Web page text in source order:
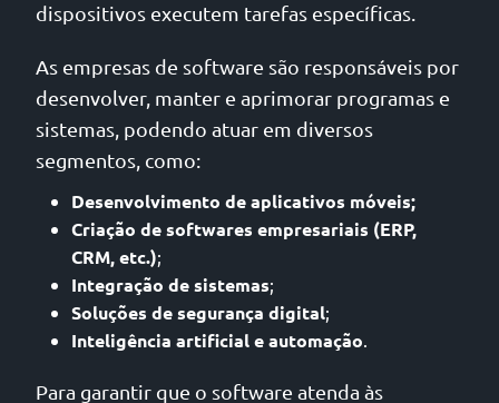
dispositivos executem tarefas específicas.
As empresas de software são responsáveis por
desenvolver, manter e aprimorar programas e
sistemas, podendo atuar em diversos
segmentos, como:
Desenvolvimento de aplicativos móveis;
Criação de softwares empresariais (ERP,
CRM, etc.);
Integração de sistemas;
Soluções de segurança digital;
Inteligência artificial e automação.
Para garantir que o software atenda às